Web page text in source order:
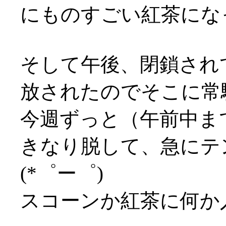
にものすごい紅茶に
そして午後、閉鎖さ
放されたのでそこに常
今週ずっと（午前中
きなり脱して、急に
(*゜ー゜)
スコーンか紅茶に何